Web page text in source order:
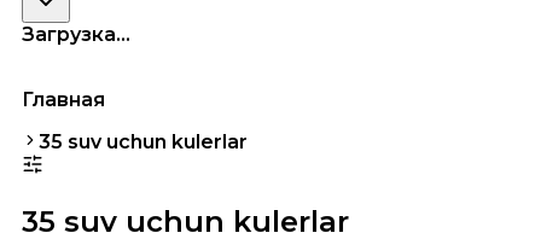
Загрузка...
Главная
35 suv uchun kulerlar
35 suv uchun kulerlar